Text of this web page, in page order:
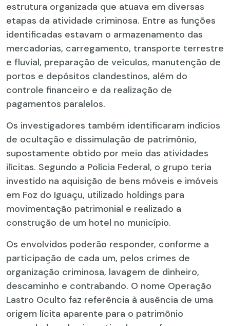
estrutura organizada que atuava em diversas
etapas da atividade criminosa. Entre as funções
identificadas estavam o armazenamento das
mercadorias, carregamento, transporte terrestre
e fluvial, preparação de veículos, manutenção de
portos e depósitos clandestinos, além do
controle financeiro e da realização de
pagamentos paralelos.
Os investigadores também identificaram indícios
de ocultação e dissimulação de patrimônio,
supostamente obtido por meio das atividades
ilícitas. Segundo a Polícia Federal, o grupo teria
investido na aquisição de bens móveis e imóveis
em Foz do Iguaçu, utilizado holdings para
movimentação patrimonial e realizado a
construção de um hotel no município.
Os envolvidos poderão responder, conforme a
participação de cada um, pelos crimes de
organização criminosa, lavagem de dinheiro,
descaminho e contrabando. O nome Operação
Lastro Oculto faz referência à ausência de uma
origem lícita aparente para o patrimônio